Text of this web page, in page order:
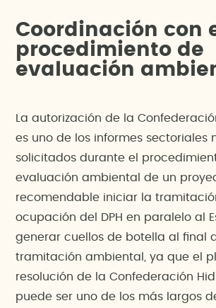
Coordinación con
procedimiento de
evaluación
La autorización de la
es uno de los informes sectoriales
solicitados durante el
evaluación ambiental de un
recomendable iniciar la
ocupación del DPH en paralelo al
generar cuellos de botella al final
tramitación ambiental, ya que el
resolución de la Confederación
puede ser uno de los más largos